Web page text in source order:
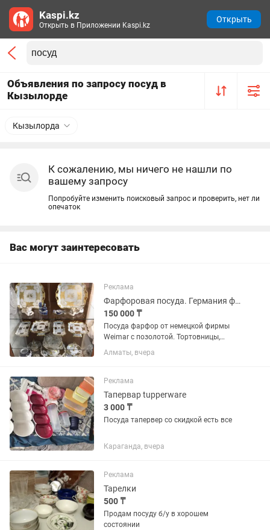
Объявления по запросу посуд в
Кызылорде
Кызылорда
К сожалению, мы ничего не нашли по
вашему запросу
Попробуйте изменить поисковый запрос и проверить, нет ли
опечаток
Вас могут заинтересовать
Реклама
Фарфоровая посуда. Германия фруктовницы
150 000 ₸
Посуда фарфор от немецкой фирмы
Weimar с позолотой. Тортовницы,
фруктовницы, вазы и декоративные
тарелки. Новое. Каждая посуда
Алматы, вчера
Реклама
Тапервар tupperware
3 000 ₸
Посуда тапервер со скидкой есть все
Караганда, вчера
Реклама
Тарелки
500 ₸
Продам посуду б/у в хорошем
состоянии
Kaspi.kz
Открыть в Приложении Kaspi.kz
Открыть